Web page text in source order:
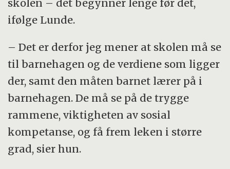
skolen – det begynner lenge før det,
ifølge Lunde.
– Det er derfor jeg mener at skolen må se
til barnehagen og de verdiene som ligger
der, samt den måten barnet lærer på i
barnehagen. De må se på de trygge
rammene, viktigheten av sosial
kompetanse, og få frem leken i større
grad, sier hun.